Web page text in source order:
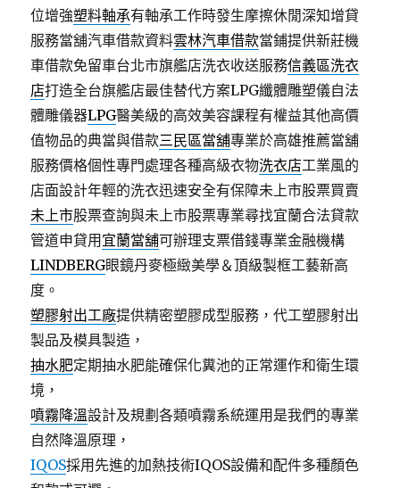
位增強塑料軸承有軸承工作時發生摩擦休閒深知增貸
服務當舖汽車借款資料雲林汽車借款當鋪提供新莊機
車借款免留車台北市旗艦店洗衣收送服務信義區洗衣
店打造全台旗艦店最佳替代方案LPG纖體雕塑儀自法
體雕儀器LPG醫美級的高效美容課程有權益其他高價
值物品的典當與借款三民區當舖專業於高雄推薦當舖
服務價格個性專門處理各種高級衣物洗衣店工業風的
店面設計年輕的洗衣迅速安全有保障未上市股票買賣
未上市股票查詢與未上市股票專業尋找宜蘭合法貸款
管道申貸用 宜蘭當舖可辦理支票借錢專業金融機構
LINDBERG眼鏡丹麥極緻美學＆頂級製框工藝新高
度。
塑膠射出工廠提供精密塑膠成型服務，代工塑膠射出
製品及模具製造，
抽水肥定期抽水肥能確保化糞池的正常運作和衛生環
境，
噴霧降溫設計及規劃各類噴霧系統運用是我們的專業
自然降溫原理，
IQOS採用先進的加熱技術IQOS設備和配件多種顏色